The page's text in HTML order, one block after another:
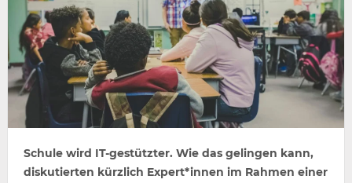
Schule wird IT-gestützter. Wie das gelingen kann,
diskutierten kürzlich Expert*innen im Rahmen einer